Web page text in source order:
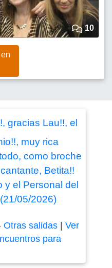
10
gracias Lau!!, el
muy rica
como broche
Betita!!
y el Personal del
05/2026)
Otras salidas| Ver
para